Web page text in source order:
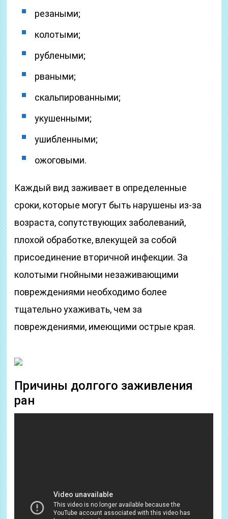
резаными;
колотыми;
рублеными;
рваными;
скальпированными;
укушенными;
ушибленными;
ожоговыми.
Каждый вид заживает в определенные
сроки, которые могут быть нарушены из-за
возраста, сопутствующих заболеваний,
плохой обработке, влекущей за собой
присоединение вторичной инфекции. За
колотыми гнойными незаживающими
повреждениями необходимо более
тщательно ухаживать, чем за
повреждениями, имеющими острые края.
Причины долгого заживления
ран